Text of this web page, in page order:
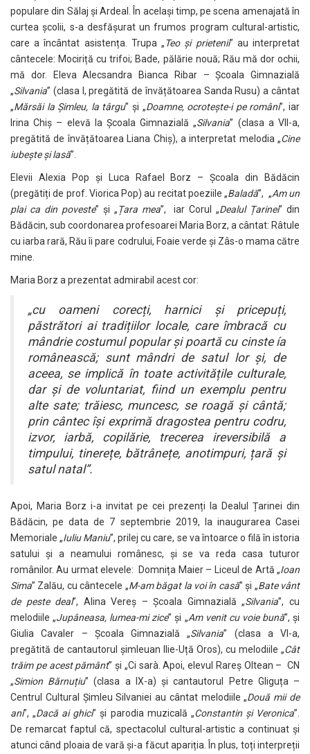
populare din Sălaj și Ardeal. În același timp, pe scena amenajată în
curtea școlii, s-a desfășurat un frumos program cultural-artistic,
care a încântat asistența. Trupa „Teo și prietenii” au interpretat
cântecele: Mociriță cu trifoi; Bade, pălărie nouă; Rău mă dor ochii,
mă dor. Eleva Alecsandra Bianca Ribar – Școala Gimnazială
„Silvania” (clasa I, pregătită de învățătoarea Sanda Rusu) a cântat
„Mărsăi la Șimleu, la târgu” și „Doamne, ocrotește-i pe români”, iar
Irina Chiș – elevă la Școala Gimnazială „Silvania” (clasa a VII-a,
pregătită de învățătoarea Liana Chiș), a interpretat melodia „Cine
iubește și lasă”.
Elevii Alexia Pop și Luca Rafael Borz – Școala din Bădăcin
(pregătiți de prof. Viorica Pop) au recitat poeziile „Baladă”, „Am un
plai ca din poveste” și „Țara mea”, iar Corul „Dealul Țarinei” din
Bădăcin, sub coordonarea profesoarei Maria Borz, a cântat: Râtule
cu iarba rară, Rău îi pare codrului, Foaie verde și Zâs-o mama către
mine.
Maria Borz a prezentat admirabil acest cor:
„cu oameni corecți, harnici și pricepuți,
păstrători ai tradițiilor locale, care îmbracă cu
mândrie costumul popular și poartă cu cinste ía
românească; sunt mândri de satul lor și, de
aceea, se implică în toate activitățile culturale,
dar și de voluntariat, fiind un exemplu pentru
alte sate; trăiesc, muncesc, se roagă și cântă;
prin cântec își exprimă dragostea pentru codru,
izvor, iarbă, copilărie, trecerea ireversibilă a
timpului, tinerețe, bătrânețe, anotimpuri, țară și
satul natal”.
Apoi, Maria Borz i-a invitat pe cei prezenți la Dealul Țarinei din
Bădăcin, pe data de 7 septembrie 2019, la inaugurarea Casei
Memoriale „Iuliu Maniu”, prilej cu care, se va întoarce o filă în istoria
satului și a neamului românesc, și se va reda casa tuturor
românilor. Au urmat elevele: Domnița Maier – Liceul de Artă „Ioan
Sima” Zalău, cu cântecele „M-am băgat la voi în casă” și „Bate vânt
de peste deal”, Alina Vereș – Școala Gimnazială „Silvania”, cu
melodiile „Jupâneasa, lumea-mi zice” și „Am venit cu voie bună”, și
Giulia Cavaler – Școala Gimnazială „Silvania” (clasa a VI-a,
pregătită de cantautorul șimleuan Ilie-Uță Oros), cu melodiile „Cât
trăim pe acest pământ” și „Ci sarà. Apoi, elevul Rareș Oltean – CN
„Simion Bărnuțiu” (clasa a IX-a) și cantautorul Petre Gliguța –
Centrul Cultural Șimleu Silvaniei au cântat melodiile „Două mii de
ani”, „Dacă ai ghici” și parodia muzicală „Constantin și Veronica”.
De remarcat faptul că, spectacolul cultural-artistic a continuat și
atunci când ploaia de vară și-a făcut apariția. În plus, toți interpreții